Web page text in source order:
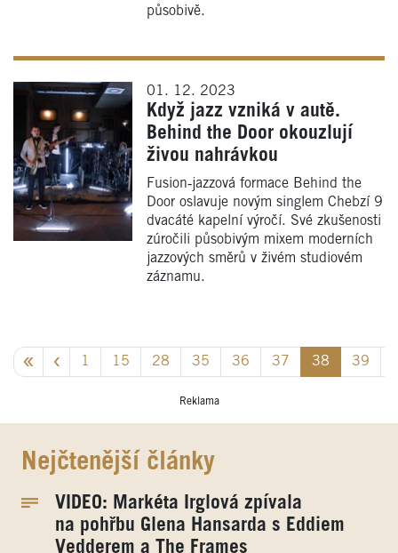
působivě.
01. 12. 2023
Když jazz vzniká v autě.
Behind the Door okouzlují
živou nahrávkou
Fusion‑jazzová formace Behind the
Door oslavuje novým singlem Chebzí 9
dvacáté kapelní výročí. Své zkušenosti
zúročili působivým mixem moderních
jazzových směrů v živém studiovém
záznamu.
1 15 28 35 36 37 38 39
Reklama
Nejčtenější články
VIDEO: Markéta Irglová zpívala
na pohřbu Glena Hansarda s Eddiem
Vedderem a The Frames